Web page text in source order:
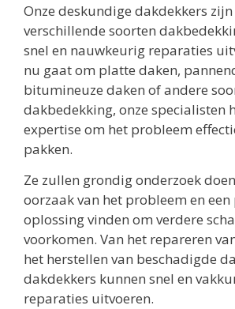
Onze deskundige dakdekkers
verschillende soorten
snel en nauwkeurig reparaties
nu gaat om platte daken,
bitumineuze daken of andere
dakbedekking, onze specialisten
expertise om het probleem
pakken.
Ze zullen grondig onderzoek
oorzaak van het probleem en een
oplossing vinden om verdere
voorkomen. Van het repareren
het herstellen van beschadigde
dakdekkers kunnen snel en
reparaties uitvoeren.